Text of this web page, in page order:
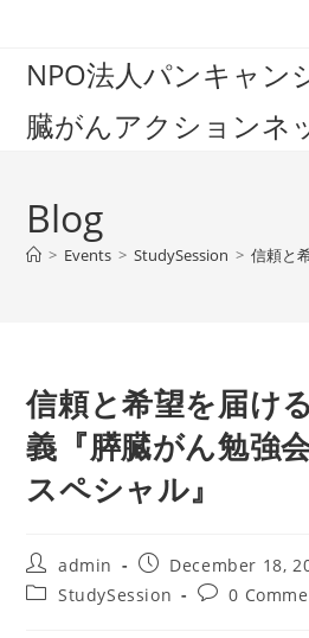
contentNPO法人パンキャン
臓がんアクションネ
Blog
> Events > StudySession > 信頼と
信頼と希望を届け
義『膵臓がん勉強
スペシャル』
Post
author:
admin
Post
published:
December 18,
PostStudySession
Post0